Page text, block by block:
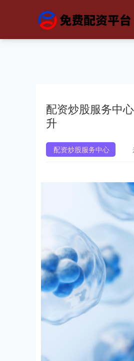
配资炒股服务中
升
配资炒股服务中心